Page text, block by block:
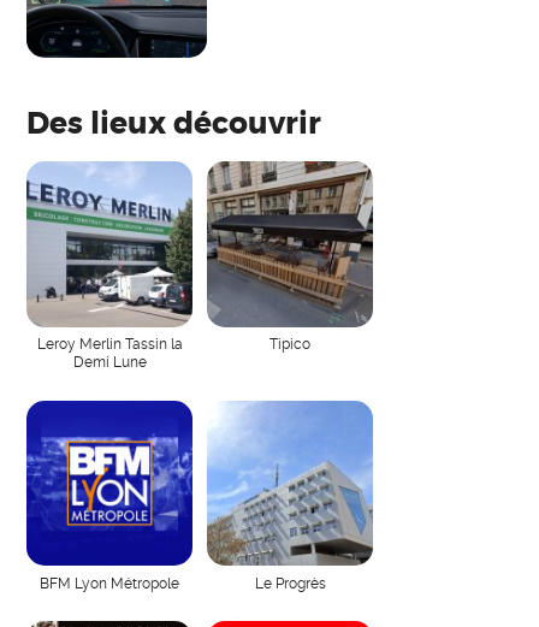
Des lieux découvrir
Leroy Merlin Tassin la
Demi Lune
Tipico
BFM Lyon Métropole Le Progrès